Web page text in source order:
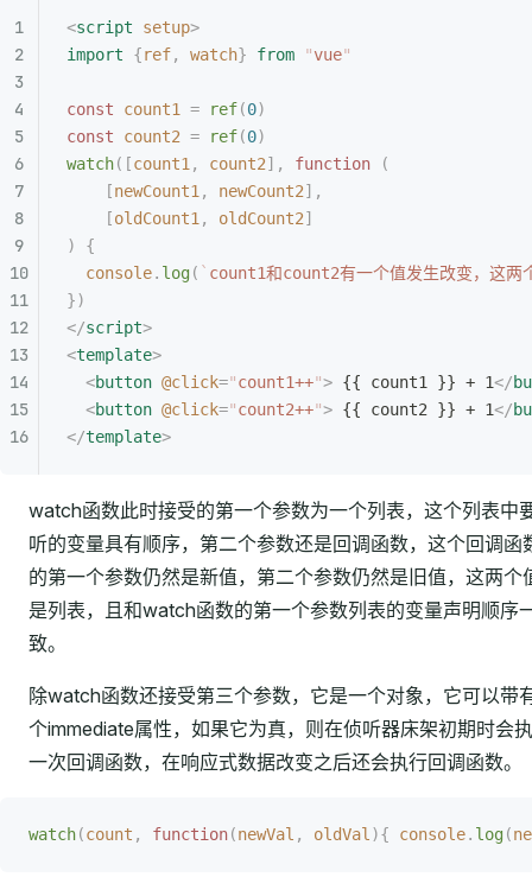
<script setup>
import {ref, watch} from "vue"
const count1 = ref(0)
const count2 = ref(0)
watch([count1 , count2], function (
    [
newCount1 , newCount2],
    [
oldCount1 , oldCount2]
)
{
  console
. log( ` count1和count2有一个值发生改变，这两
})
</script>
<template>
  <
button @click="count1++"> {{ count1 }} + 1</
  <
button @click="count2++"> {{ count2 }} + 1</
</template>
watch函数此时接受的第一个参数为一个列表，这个列表中
听的变量具有顺序，第二个参数还是回调函数，这个回调函
的第一个参数仍然是新值，第二个参数仍然是旧值，这两个
是列表，且和watch函数的第一个参数列表的变量声明顺序
致。
除watch函数还接受第三个参数，它是一个对象，它可以带
个immediate属性，如果它为真，则在侦听器床架初期时会
一次回调函数，在响应式数据改变之后还会执行回调函数。
watch(count , function(newVal , oldVal ){ console. log(